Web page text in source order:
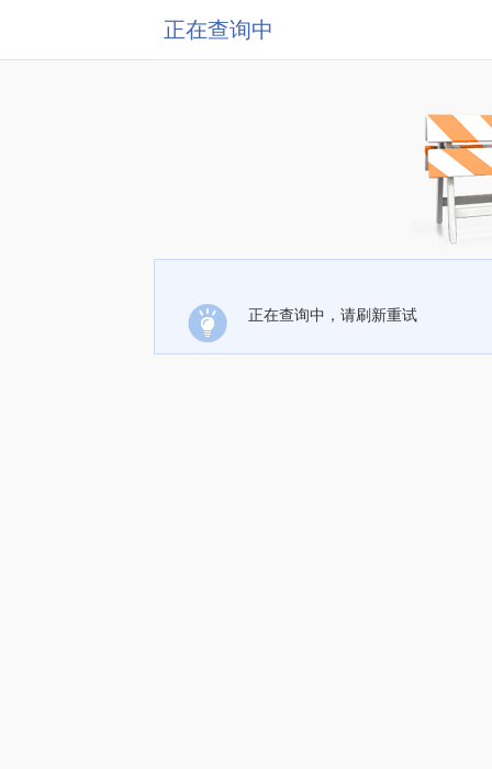
正在查询中
正在查询中，请刷新重试